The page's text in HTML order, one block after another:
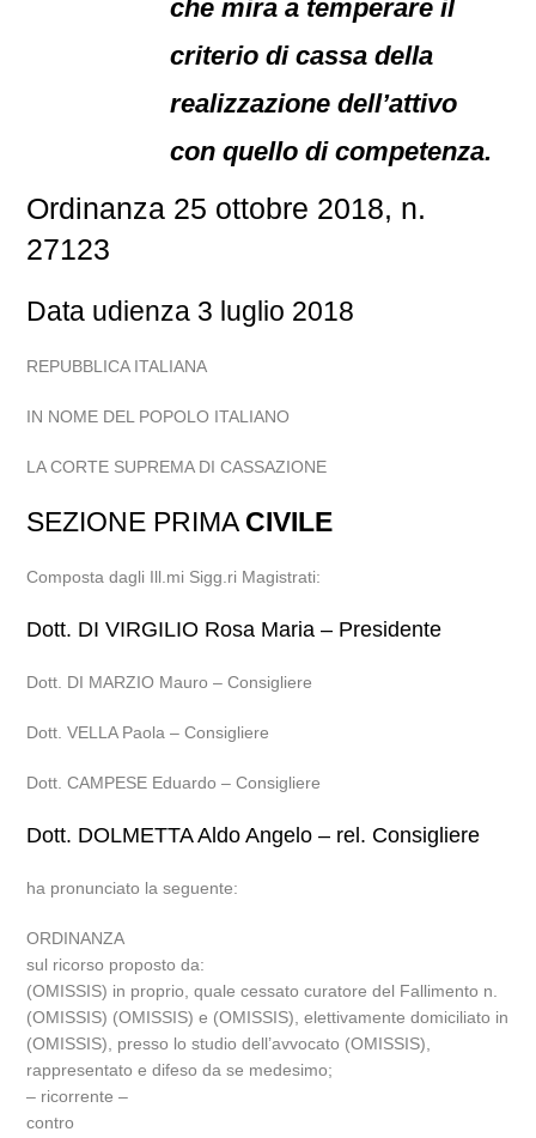
che mira a temperare il
criterio di cassa della
realizzazione dell’attivo
con quello di competenza.
Ordinanza 25 ottobre 2018, n.
27123
Data udienza 3 luglio 2018
REPUBBLICA ITALIANA
IN NOME DEL POPOLO ITALIANO
LA CORTE SUPREMA DI CASSAZIONE
SEZIONE PRIMA CIVILE
Composta dagli Ill.mi Sigg.ri Magistrati:
Dott. DI VIRGILIO Rosa Maria – Presidente
Dott. DI MARZIO Mauro – Consigliere
Dott. VELLA Paola – Consigliere
Dott. CAMPESE Eduardo – Consigliere
Dott. DOLMETTA Aldo Angelo – rel. Consigliere
ha pronunciato la seguente:
ORDINANZA
sul ricorso proposto da:
(OMISSIS) in proprio, quale cessato curatore del Fallimento n.
(OMISSIS) (OMISSIS) e (OMISSIS), elettivamente domiciliato in
(OMISSIS), presso lo studio dell’avvocato (OMISSIS),
rappresentato e difeso da se medesimo;
– ricorrente –
contro